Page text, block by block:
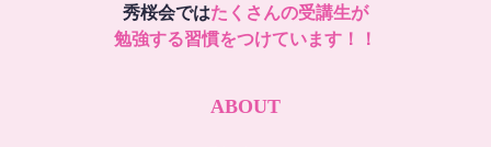
秀桜会ではたくさんの受講生が
勉強する習慣をつけています！！
ABOUT